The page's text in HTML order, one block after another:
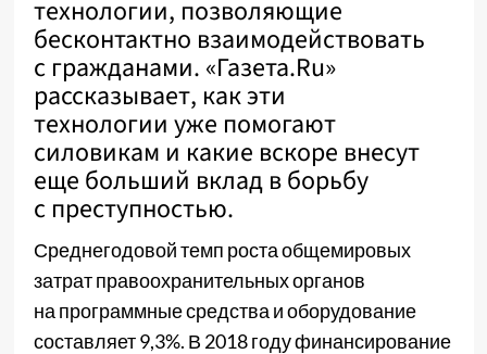
технологии, позволяющие
бесконтактно взаимодействовать
с гражданами. «Газета.Ru»
рассказывает, как эти
технологии уже помогают
силовикам и какие вскоре внесут
еще больший вклад в борьбу
с преступностью.
Среднегодовой темп роста общемировых
затрат правоохранительных органов
на программные средства и оборудование
составляет 9,3%. В 2018 году финансирование